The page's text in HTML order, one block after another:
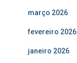
março 2026
fevereiro 2026
janeiro 2026